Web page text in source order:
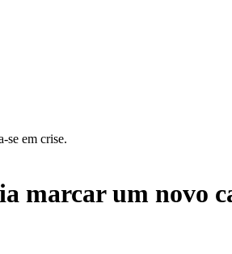
se em crise.
marcar um novo